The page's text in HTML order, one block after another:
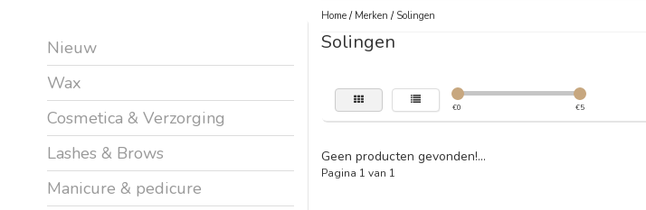
Nieuw
Wax
Cosmetica & Verzorging
Lashes & Brows
Manicure & pedicure
Home/ Merken / Solingen
Solingen
€0 €5
Geen producten gevonden!...
Pagina 1 van 1